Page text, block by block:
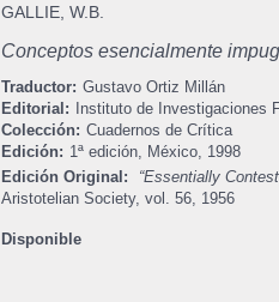
GALLIE, W.B.
Conceptos esencialmente
Traductor: Gustavo Ortiz Millán
Editorial:
Instituto de Investigaciones
Colección: Cuadernos de Crítica
Edición: 1ª edición, México, 1998
Edición Original:
“Essentially
Aristotelian Society, vol. 56, 1956
Disponible